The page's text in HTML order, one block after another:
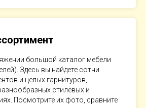
большой каталог мебели
Здесь вы найдете сотни
и целых гарнитуров,
стилевых и
Посмотрите их фото, сравните